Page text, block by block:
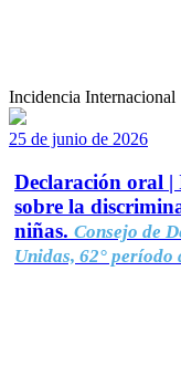
Incidencia Internacional
25 de junio de 2026
Declaración oral
sobre la
niñas. Consejo de
Unidas, 62° período